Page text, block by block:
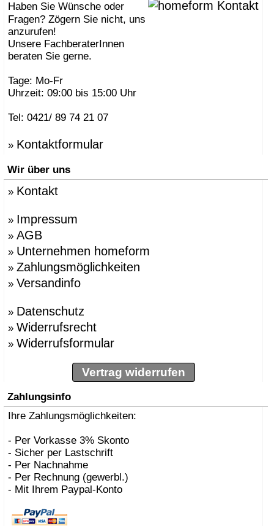
»Alberto Fabbian
»Alex Sachetti
»Alexander Schenk
» Althaus, Thomas
»amei
Andrea Crosetta
»Andreas Kräftner
»Andreas Ulbricht
»Anna-Maria Nilsson
»Antonio Norero
»Apartment 8
»Atmosphere Globus
»Augenstein, Susanne
»Azumi, Shin & Tomoko
Bao-Nghi Droste
Barnaby Gunning
»Bastian Prieler
»Batisse, Laurent
BBMDS
»Bernhard Müller
»Berti, Enzo
»Biokamine, Safretti
Biscaro, Giorgio
»Börgens, Markus
»Bojesen, Kay
Bonetto, Rodolfo
Bonucelli, Dante
»Borer, Carlo
»Bouvrie, Jan des
»Bozzoli, Lorenza
Bruno Houssin
Bruno Rainaldi
Büscher, Sebastian D
Caramel
Carlo Borer
Carlo Costantini
Carollo, Gino
Carsten Gollnick
Haben Sie Wünsche oder
Fragen? Zögern Sie nicht, uns
anzurufen!
Unsere FachberaterInnen
beraten Sie gerne.
Tage: Mo-Fr
Uhrzeit: 09:00 bis 15:00 Uhr
Tel: 0421/ 89 74 21 07
» Kontaktformular
Wir über uns
» Kontakt
» Impressum
» AGB
» Unternehmen homeform
» Zahlungsmöglichkeiten
» Versandinfo
» Datenschutz
» Widerrufsrecht
» Widerrufsformular
Vertrag widerrufen
Zahlungsinfo
Ihre Zahlungsmöglichkeiten:
- Per Vorkasse 3% Skonto
- Sicher per Lastschrift
- Per Nachnahme
- Per Rechnung (gewerbl.)
- Mit Ihrem Paypal-Konto